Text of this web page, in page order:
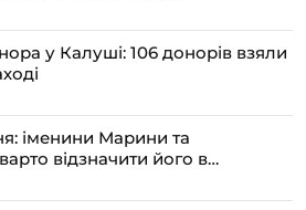
у Калуші: 106 донорів взяли
іменини Марини та
відзначити його в